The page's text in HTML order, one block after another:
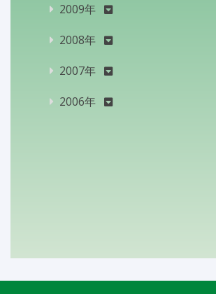
2009年
2008年
2007年
2006年